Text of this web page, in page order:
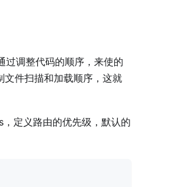
过调整代码的顺序，来使的
文件扫描和加载顺序，这就
定义路由的优先级，默认的